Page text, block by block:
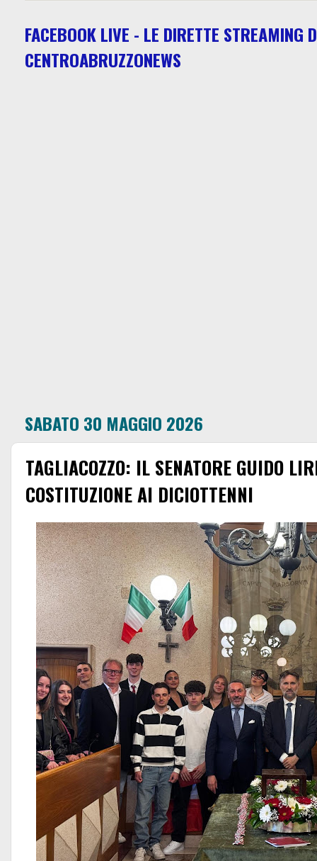
FACEBOOK LIVE - LE DIRETTE STREAMING
CENTROABRUZZONEWS
SABATO 30 MAGGIO 2026
TAGLIACOZZO: IL SENATORE GUIDO
COSTITUZIONE AI DICIOTTENNI